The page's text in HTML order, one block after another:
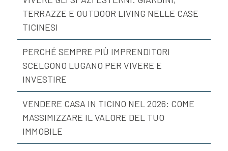
TERRAZZE E OUTDOOR LIVING NELLE CASE
TICINESI
PERCHÉ SEMPRE PIÙ IMPRENDITORI
SCELGONO LUGANO PER VIVERE E
INVESTIRE
VENDERE CASA IN TICINO NEL 2026: COME
MASSIMIZZARE IL VALORE DEL TUO
IMMOBILE